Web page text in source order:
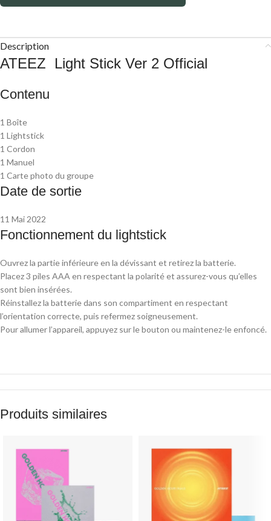
Description
ATEEZ Light Stick Ver 2 Official
Contenu
1 Boîte
1 Lightstick
1 Cordon
1 Manuel
1 Carte photo du groupe
Date de sortie
11 Mai 2022
Fonctionnement du lightstick
Ouvrez la partie inférieure en la dévissant et retirez la batterie.
Placez 3 piles AAA en respectant la polarité et assurez-vous qu’elles
sont bien insérées.
Réinstallez la batterie dans son compartiment en respectant
l’orientation correcte, puis refermez soigneusement.
Pour allumer l’appareil, appuyez sur le bouton ou maintenez-le enfoncé.
Produits similaires